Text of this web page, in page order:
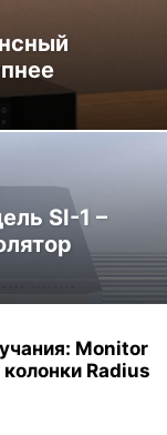
SI-1 –
Monitor
Radius